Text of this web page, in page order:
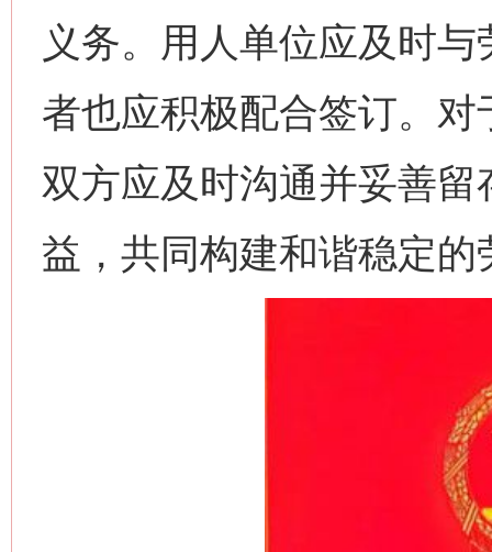
义务。用人单位应及时
者也应积极配合签订。
双方应及时沟通并妥善
益，共同构建和谐稳定的